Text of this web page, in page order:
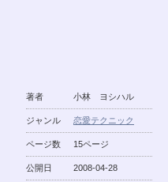
著者 小林 ヨシハル
ジャンル 恋愛テクニック
ページ数 15ページ
公開日 2008-04-28